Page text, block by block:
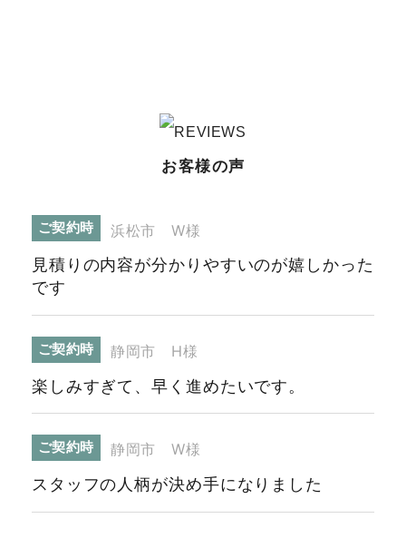
お客様の声
ご契約時 浜松市 W様
見積りの内容が分かりやすいのが嬉しかった
です
ご契約時 静岡市 H様
楽しみすぎて、早く進めたいです。
ご契約時 静岡市 W様
スタッフの人柄が決め手になりました